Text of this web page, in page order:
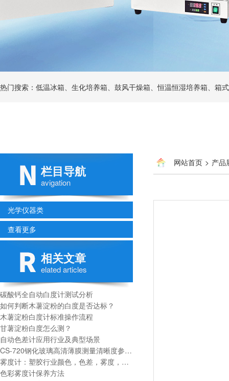
热门搜索：低温冰箱、生化培养箱、鼓风干燥箱、恒温恒湿培养箱、箱
栏目导航
avigation
光学仪器类
查看更多
相关文章
elated articles
碳酸钙全自动白度计测试分析
如何判断木薯淀粉的白度是否达标？
木薯淀粉白度计标准操作流程
甘薯淀粉白度怎么测？
自动色差计应用行业及典型场景
CS-720钢化玻璃高清薄膜测量清晰度参数分析
雾度计：塑胶行业颜色，色差，雾度，透过率测量指标
色彩雾度计保养方法
网站首页 > 产品